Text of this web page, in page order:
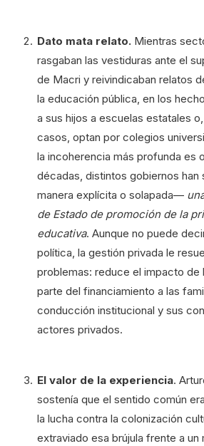
Dato mata relato. Mientras
rasgaban las vestiduras ante el
de Macri y reivindicaban relatos
la educación pública, en los
a sus hijos a escuelas estatales
casos, optan por colegios
la incoherencia más profunda es
décadas, distintos gobiernos
manera explícita o solapada—
de Estado de promoción de la
educativa. Aunque no puede
política, la gestión privada le
problemas: reduce el impacto de
parte del financiamiento a las
conducción institucional y sus
actores privados.
El valor de la experiencia.
sostenía que el sentido común
la lucha contra la colonización
extraviado esa brújula frente a un